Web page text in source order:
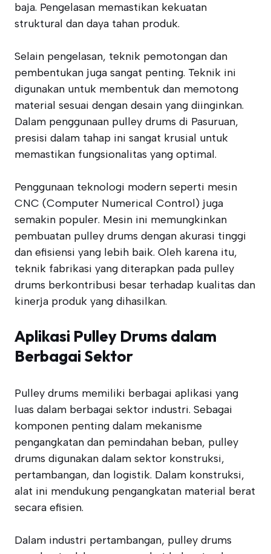
baja. Pengelasan memastikan kekuatan
struktural dan daya tahan produk.
Selain pengelasan, teknik pemotongan dan
pembentukan juga sangat penting. Teknik ini
digunakan untuk membentuk dan memotong
material sesuai dengan desain yang diinginkan.
Dalam penggunaan pulley drums di Pasuruan,
presisi dalam tahap ini sangat krusial untuk
memastikan fungsionalitas yang optimal.
Penggunaan teknologi modern seperti mesin
CNC (Computer Numerical Control) juga
semakin populer. Mesin ini memungkinkan
pembuatan pulley drums dengan akurasi tinggi
dan efisiensi yang lebih baik. Oleh karena itu,
teknik fabrikasi yang diterapkan pada pulley
drums berkontribusi besar terhadap kualitas dan
kinerja produk yang dihasilkan.
Aplikasi Pulley Drums dalam
Berbagai Sektor
Pulley drums memiliki berbagai aplikasi yang
luas dalam berbagai sektor industri. Sebagai
komponen penting dalam mekanisme
pengangkatan dan pemindahan beban, pulley
drums digunakan dalam sektor konstruksi,
pertambangan, dan logistik. Dalam konstruksi,
alat ini mendukung pengangkatan material berat
secara efisien.
Dalam industri pertambangan, pulley drums